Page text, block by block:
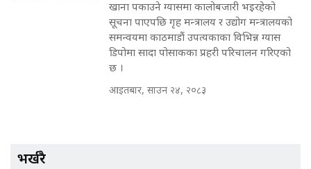
मृतकका परिवारप्रति मेडिकल काउन्सीलको
बदनियत ! न्याय खोज्दै भौतारिदै सुवास
|| THE REPORTER ||
खाना पकाउने ग्यासमा कालोबजारी भइरहेको
सूचना पाएपछि गृह मन्त्रालय र उद्योग मन्त्रालयको
समन्वयमा काठमाडौं उपत्यकाका विभिन्न ग्यास
डिपोमा सादा पोसाकका प्रहरी परिचालन गरिएको
छ ।
आइतबार, साउन २४, २०८३
भर्खरै